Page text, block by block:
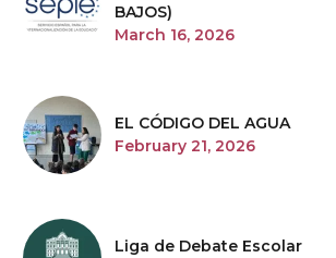
BAJOS)
March 16, 2026
EL CÓDIGO DEL AGUA
February 21, 2026
Liga de Debate Escolar